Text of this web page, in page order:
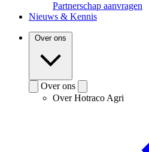
Partnerschap aanvragen
Nieuws & Kennis
Over ons
Over ons
Over Hotraco Agri